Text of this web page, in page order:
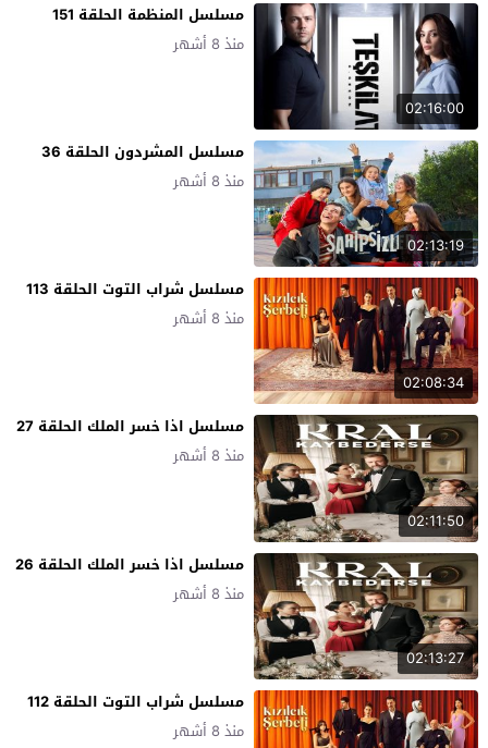
02:16:00
مسلسل المنظمة الحلقة 151
منذ 8 أشهر
02:13:19
مسلسل المشردون الحلقة 36
منذ 8 أشهر
02:08:34
مسلسل شراب التوت الحلقة 113
منذ 8 أشهر
02:11:50
مسلسل اذا خسر الملك الحلقة 27
منذ 8 أشهر
02:13:27
مسلسل اذا خسر الملك الحلقة 26
منذ 8 أشهر
مسلسل شراب التوت الحلقة 112
منذ 8 أشهر